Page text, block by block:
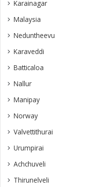
Karainagar
Malaysia
Neduntheevu
Karaveddi
Batticaloa
Nallur
Manipay
Norway
Valvettithurai
Urumpirai
Achchuveli
Thirunelveli